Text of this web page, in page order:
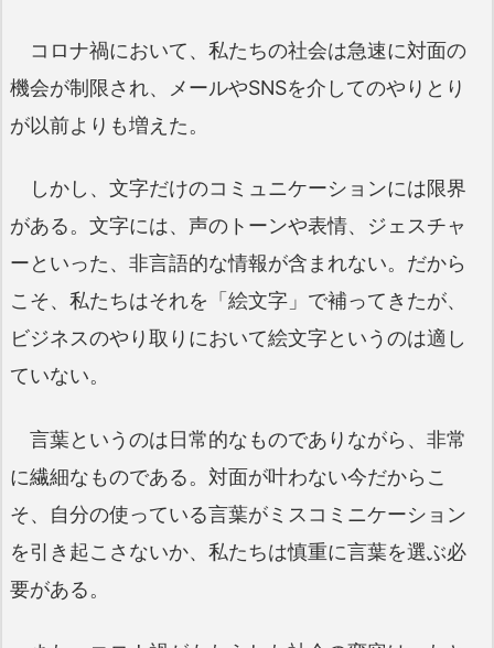
コロナ禍において、私たちの社会は急速に対面の
機会が制限され、メールやSNSを介してのやりとり
が以前よりも増えた。
しかし、文字だけのコミュニケーションには限界
がある。文字には、声のトーンや表情、ジェスチャ
ーといった、非言語的な情報が含まれない。だから
こそ、私たちはそれを「絵文字」で補ってきたが、
ビジネスのやり取りにおいて絵文字というのは適し
ていない。
言葉というのは日常的なものでありながら、非常
に繊細なものである。対面が叶わない今だからこ
そ、自分の使っている言葉がミスコミニケーション
を引き起こさないか、私たちは慎重に言葉を選ぶ必
要がある。